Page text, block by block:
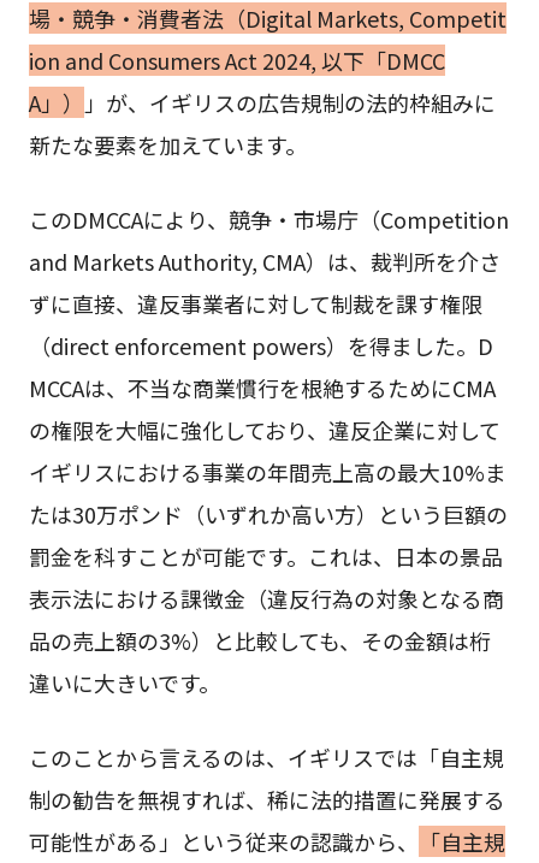
場・競争・消費者法（Digital Markets, Competit
ion and Consumers Act 2024, 以下「DMCC
A」）
」が、イギリスの広告規制の法的枠組みに
新たな要素を加えています。
このDMCCAにより、競争・市場庁（Competition
and Markets Authority, CMA）は、裁判所を介さ
ずに直接、違反事業者に対して制裁を課す権限
（direct enforcement powers）を得ました。D
MCCAは、不当な商業慣行を根絶するためにCMA
の権限を大幅に強化しており、違反企業に対して
イギリスにおける事業の年間売上高の最大10%ま
たは30万ポンド（いずれか高い方）という巨額の
罰金を科すことが可能です。これは、日本の景品
表示法における課徴金（違反行為の対象となる商
品の売上額の3%）と比較しても、その金額は桁
違いに大きいです。
このことから言えるのは、イギリスでは「自主規
制の勧告を無視すれば、稀に法的措置に発展する
可能性がある」という従来の認識から、
「自主規